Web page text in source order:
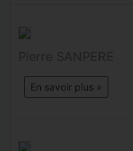
Pierre SANPERE
En savoir plus »